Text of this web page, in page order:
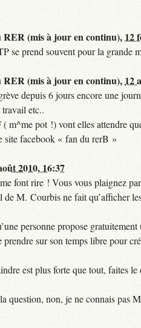
RER (mis à jour en continu), 12
se prend souvent pour la grande
RER (mis à jour en continu), 12
depuis 6 jours encore une
etc..
m^me pot !) vont elles attendre
site facebook « fan du rerB »
2010, 16:37
font rire ! Vous vous plaignez
M. Courbis ne fait qu’afficher
personne propose
prendre sur son temps libre pour
est plus forte que tout, faites
question, non, je ne connais pas